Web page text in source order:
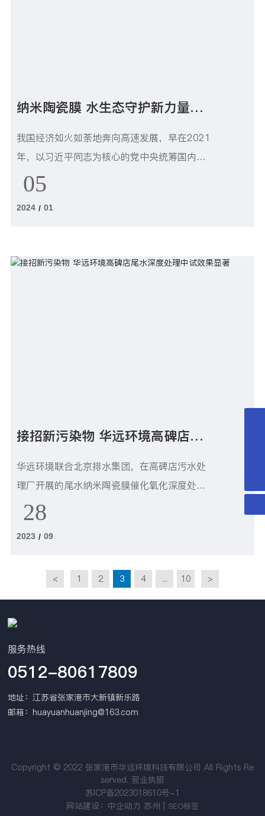
纳米陶瓷膜 水生态守护新力量
我国经济如火如荼地奔向高速发展，早在2021
年，以习近平同志为核心的党中央统筹国内国
际两个大局作出实现碳达峰、碳中和的重大战
略决策，是着力解决资源环境约束突出问题、
实现中华民族永续发展的必然选择，是构建人
05
2024 / 01
接招新污染物 华远环境高碑店尾
华远环境联合北京排水集团，在高碑店污水处
理厂开展的尾水纳米陶瓷膜催化氧化深度处理
中试取得阶段性成果，阶段试验数据出炉，8
月 30 日取样检测结果显示：中试设备对 PPCP
s 的去除率达 97%，满足国家对新污染物去除
度、浊度、TP 等去除效率明显， 相应出水指
标达到地表 II 类水或 I 类水要求，同时对 TN 也
有一定的去除效果。
28
2023 / 09
< 1 2 3 4 ... 10 >
服务热线
0512-80617809
地址：江苏省张家港市大新镇新乐路
邮箱：huayuanhuanjing@163.com
Copyright © 2022 张家港市华远环境科技有限公司 All Rights Re
served. 营业执照
苏ICP备2023018610号-1
网站建设：中企动力 苏州 SEO标签
0512-80617809
15151569801